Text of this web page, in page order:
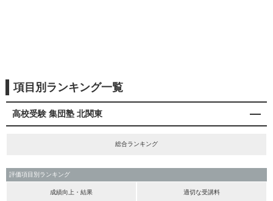
項目別ランキング一覧
高校受験 集団塾 北関東
総合ランキング
評価項目別ランキング
成績向上・結果 適切な受講料